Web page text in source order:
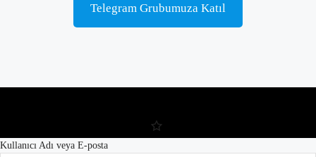
Telegram Grubumuza Katıl
Kullanıcı Adı veya E-posta